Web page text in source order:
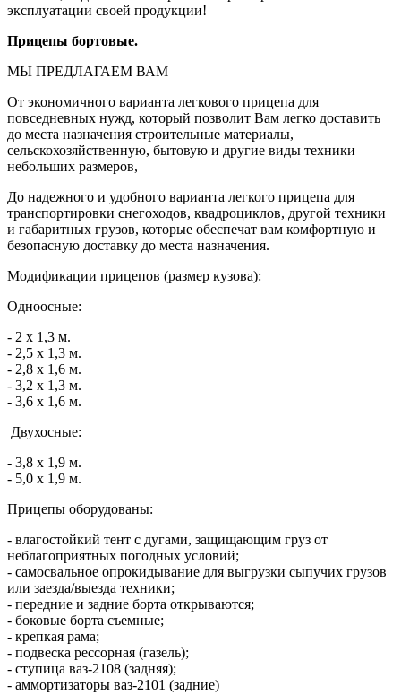
эксплуатации своей продукции!
Прицепы бортовые.
МЫ ПРЕДЛАГАЕМ ВАМ
От экономичного варианта легкового прицепа для
повседневных нужд, который позволит Вам легко доставить
до места назначения строительные материалы,
сельскохозяйственную, бытовую и другие виды техники
небольших размеров,
До надежного и удобного варианта легкого прицепа для
транспортировки снегоходов, квадроциклов, другой техники
и габаритных грузов, которые обеспечат вам комфортную и
безопасную доставку до места назначения.
Модификации прицепов (размер кузова):
Одноосные:
- 2 х 1,3 м.
- 2,5 х 1,3 м.
- 2,8 х 1,6 м.
- 3,2 х 1,3 м.
- 3,6 х 1,6 м.
Двухосные:
- 3,8 х 1,9 м.
- 5,0 х 1,9 м.
Прицепы оборудованы:
- влагостойкий тент с дугами, защищающим груз от
неблагоприятных погодных условий;
- самосвальное опрокидывание для выгрузки сыпучих грузов
или заезда/выезда техники;
- передние и задние борта открываются;
- боковые борта съемные;
- крепкая рама;
- подвеска рессорная (газель);
- ступица ваз-2108 (задняя);
- аммортизаторы ваз-2101 (задние)